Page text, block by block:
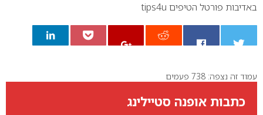
באדיבות פורטל הטיפים tips4u
0
עמוד זה נצפה: 738 פעמים
כתבות אופנה סטיילינג